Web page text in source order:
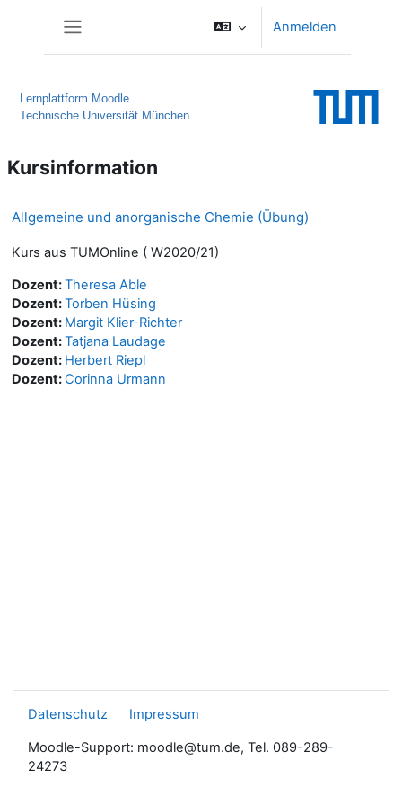
Anmelden
Lernplattform Moodle
Technische Universität München
Kursinformation
Allgemeine und anorganische Chemie (Übung)
Kurs aus TUMOnline ( W2020/21)
Dozent:Theresa Able
Dozent:Torben Hüsing
Dozent: Margit Klier-Richter
Dozent:Tatjana Laudage
Dozent: Herbert Riepl
Dozent:Corinna Urmann
Datenschutz Impressum
Moodle-Support: moodle@tum.de, Tel. 089-289-
24273